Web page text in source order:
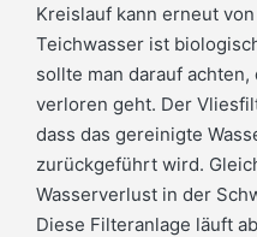
Kreislauf kann erneut
Teichwasser ist
sollte man darauf
verloren geht. Der
dass das gereinigte
zurückgeführt wird.
Wasserverlust in der
Diese Filteranlage läuft